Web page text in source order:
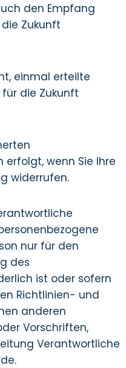
den Empfang
Zukunft
einmal erteilte
die Zukunft
wenn Sie Ihre
widerrufen.
nur für den
des
ist oder sofern
Richtlinien- und
anderen
Vorschriften,
Verantwortliche